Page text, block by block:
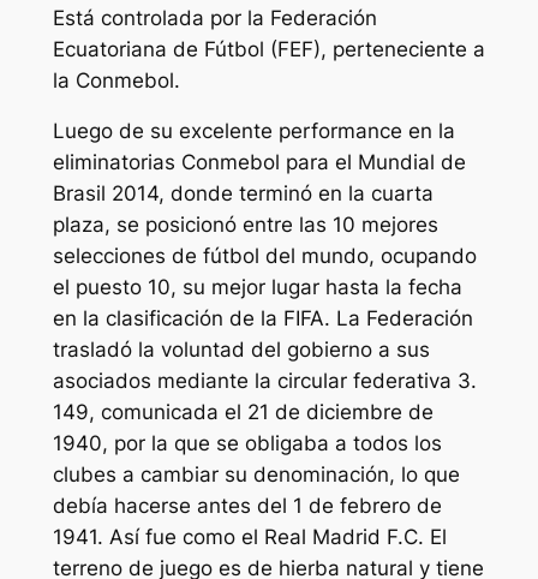
Está controlada por la Federación
Ecuatoriana de Fútbol (FEF), perteneciente a
la Conmebol.
Luego de su excelente performance en la
eliminatorias Conmebol para el Mundial de
Brasil 2014, donde terminó en la cuarta
plaza, se posicionó entre las 10 mejores
selecciones de fútbol del mundo, ocupando
el puesto 10, su mejor lugar hasta la fecha
en la clasificación de la FIFA. La Federación
trasladó la voluntad del gobierno a sus
asociados mediante la circular federativa 3.
149, comunicada el 21 de diciembre de
1940, por la que se obligaba a todos los
clubes a cambiar su denominación, lo que
debía hacerse antes del 1 de febrero de
1941. Así fue como el Real Madrid F.C. El
terreno de juego es de hierba natural y tiene